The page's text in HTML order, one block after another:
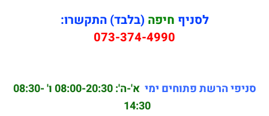
לסניף חיפה (בלבד) התקשרו:
073-374-4990
סניפי הרשת פתוחים ימיא'-ה': 08:00-20:30
ו' 08:30-
14:30